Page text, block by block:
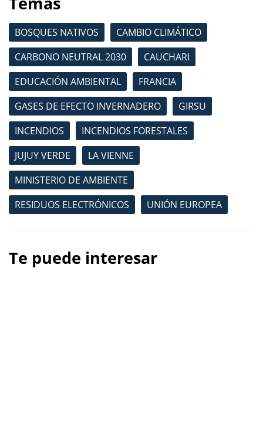
BOSQUES NATIVOS
CAMBIO CLIMÁTICO
CARBONO NEUTRAL 2030
CAUCHARI
EDUCACIÓN AMBIENTAL
FRANCIA
GASES DE EFECTO INVERNADERO
GIRSU
INCENDIOS
INCENDIOS FORESTALES
JUJUY VERDE
LA VIENNE
MINISTERIO DE AMBIENTE
RESIDUOS ELECTRÓNICOS
UNIÓN EUROPEA
Te puede interesar